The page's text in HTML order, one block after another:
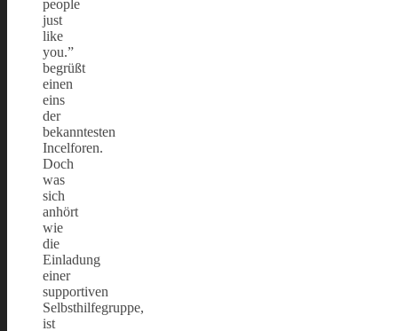
people
just
like
you.”
begrüßt
einen
eins
der
bekanntesten
Incelforen.
Doch
was
sich
anhört
wie
die
Einladung
einer
supportiven
Selbsthilfegruppe,
ist